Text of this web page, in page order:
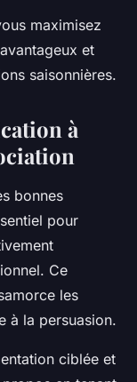
maximisez
et
saisonnières.
à
bonnes
pour
Ce
les
à la persuasion.
ciblée et